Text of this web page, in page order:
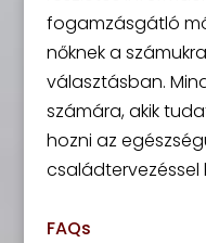
fogamzásgátló
nőknek a
választásban.
számára, akik
hozni az
FAQs